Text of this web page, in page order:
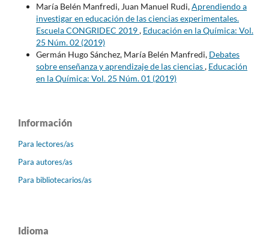
María Belén Manfredi, Juan Manuel Rudi,Aprendiendo a
investigar en educación de las ciencias experimentales.
Escuela CONGRIDEC 2019, Educación en la Química: Vol.
25 Núm. 02 (2019)
Germán Hugo Sánchez, María Belén Manfredi, Debates
sobre enseñanza y aprendizaje de las ciencias, Educación
en la Química: Vol. 25 Núm. 01 (2019)
Información
Para lectores/as
Para autores/as
Para bibliotecarios/as
Idioma